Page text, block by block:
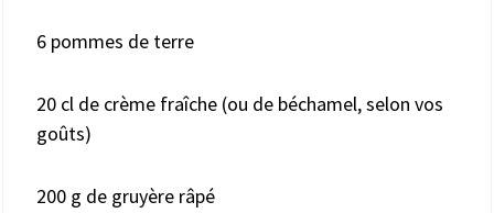
6 pommes de terre
20 cl de crème fraîche (ou de béchamel, selon vos
goûts)
200 g de gruyère râpé